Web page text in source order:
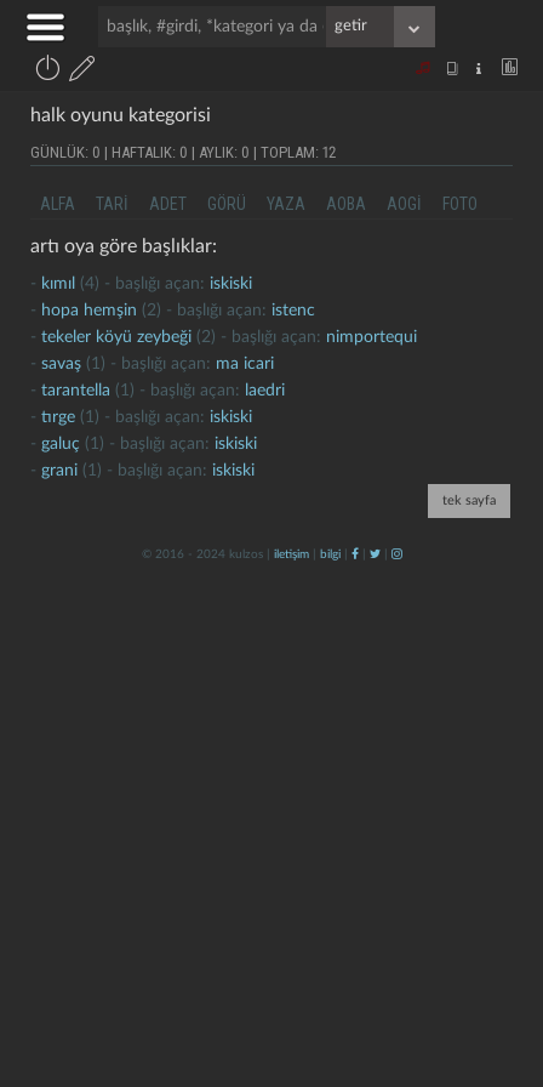
halk oyunu kategorisi
GÜNLÜK: 0 | HAFTALIK: 0 | AYLIK: 0 | TOPLAM: 12
ALFA TARI ADET GÖRÜ YAZA AOBA AOGI FOTO
artı oya göre başlıklar:
- kımıl (4) - başlığı açan: iskiski
- hopa hemşin (2) - başlığı açan: istenc
- tekeler köyü zeybeği (2) - başlığı açan: nimportequi
- savaş (1) - başlığı açan: ma icari
- tarantella (1) - başlığı açan: laedri
- tırge (1) - başlığı açan: iskiski
- galuç (1) - başlığı açan: iskiski
- grani (1) - başlığı açan: iskiski
tek sayfa
© 2016 - 2024 kulzos | iletişim| bilgi| | |